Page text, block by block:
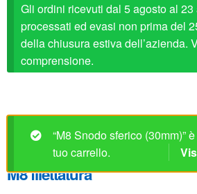
FAQ
Gli ordini ricevuti dal 5 agosto al
processati ed evasi non prima del
della chiusura estiva dell’azienda.
comprensione.
“M8 Snodo sferico (30mm)”
tuo carrello.
M8 filettatura